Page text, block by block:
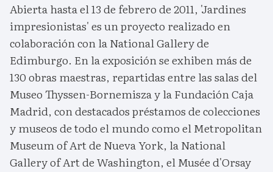
Abierta hasta el 13 de febrero de 2011, 'Jardines
impresionistas' es un proyecto realizado en
colaboración con la National Gallery de
Edimburgo. En la exposición se exhiben más de
130 obras maestras, repartidas entre las salas del
Museo Thyssen-Bornemisza y la Fundación Caja
Madrid, con destacados préstamos de colecciones
y museos de todo el mundo como el Metropolitan
Museum of Art de Nueva York, la National
Gallery of Art de Washington, el Musée d'Orsay